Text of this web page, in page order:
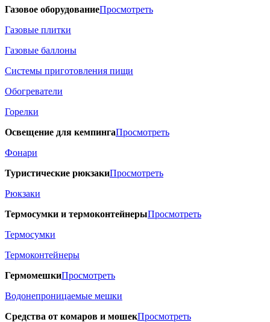
Газовое оборудованиеПросмотреть
Газовые плитки
Газовые баллоны
Системы приготовления пищи
Обогреватели
Горелки
Освещение для кемпингаПросмотреть
Фонари
Туристические рюкзакиПросмотреть
Рюкзаки
Термосумки и термоконтейнерыПросмотреть
Термосумки
Термоконтейнеры
ГермомешкиПросмотреть
Водонепроницаемые мешки
Средства от комаров и мошекПросмотреть